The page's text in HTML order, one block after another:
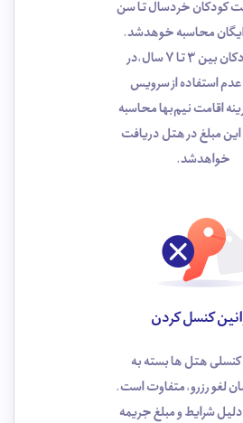
کودکان خردسال تا سن
محاسبه خوهد‌شد.
برای کودکان بین 3 تا 7 سال،در
استفاده از سرویس
اقامت نیم‌بها محاسبه
مبلغ در هتل دریافت
خواهدشد.
کنسل کردن
کنسلی هتل ها بسته به
لغو رزرو، متفاوت است.
شرایط و مبلغ جریمه